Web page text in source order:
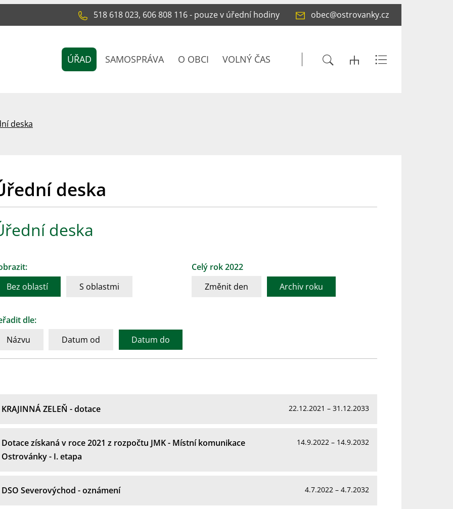
518 618 023, 606 808 116 - pouze v úřední hodiny obec@ostrovanky.cz
ÚŘAD SAMOSPRÁVA O OBCI VOLNÝ ČAS
deska
deska
deska
Bez oblastí
S oblastmi
Celý rok 2022
Změnit den
Archiv roku
dle:
Názvu
Datum od Datum do
KRAJINNÁ ZELEŇ - dotace 22.12.2021 – 31.12.2033
Dotace získaná v roce 2021 z rozpočtu JMK - Místní komunikace
Ostrovánky - I. etapa
14.9.2022 – 14.9.2032
DSO Severovýchod - oznámení 4.7.2022 – 4.7.2032